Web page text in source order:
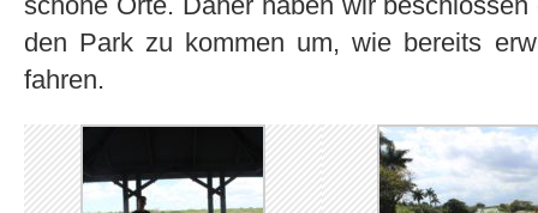
den Park zu kommen um, wie bereits
fahren.